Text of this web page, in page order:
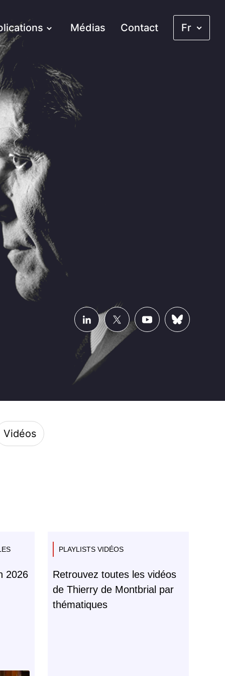
Médias Contact Fr
Vidéos
2026
PLAYLISTS VIDÉOS
Retrouvez toutes les vidéos
de Thierry de Montbrial par
thématiques